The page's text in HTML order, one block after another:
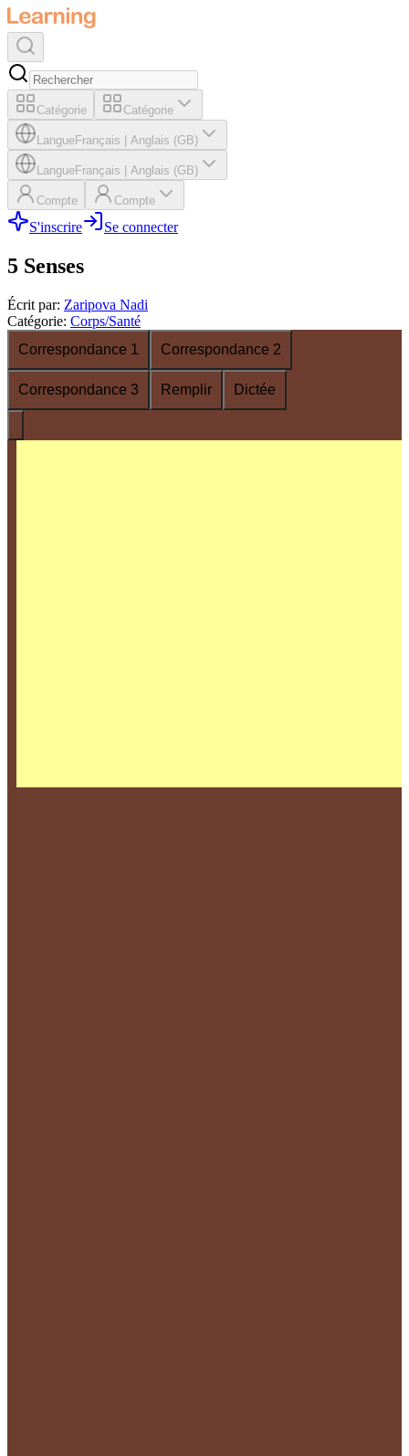
Catégorie Catégorie
LangueFrançais Anglais (GB)
LangueFrançais Anglais (GB)
Compte Compte
S'inscrire Se connecter
5 Senses
Écrit par: Zaripova Nadi
Catégorie: Corps/Santé
Correspondance 1
Correspondance 2
Correspondance 3 Remplir Dictée